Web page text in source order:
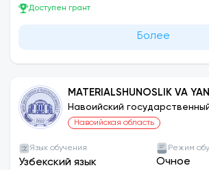
Доступен грант
Более
MATERIALSHUNOSLIK VA
MATERIALLAR
(TARMOQLAR BO‘YICHA)
Навоийский
технологический университет
Навоийская область
Язык обучения
Узбекский язык
Режим
Очное